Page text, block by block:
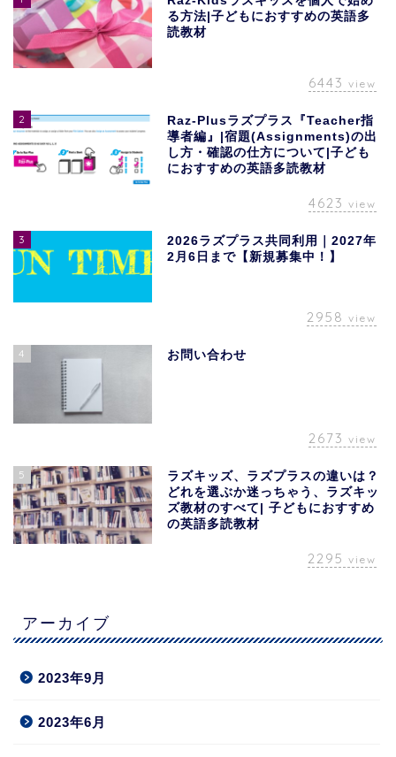
る方法|子どもにおすすめの英語多
読教材
6443 view
2
Raz-Plusラズプラス『Teacher指
導者編』|宿題(Assignments)の出
し方・確認の仕方について|子ども
におすすめの英語多読教材
4623 view
3
2026ラズプラス共同利用｜2027年
2月6日まで【新規募集中！】
2958 view
4 お問い合わせ
2673 view
5
ラズキッズ、ラズプラスの違いは？
どれを選ぶか迷っちゃう、ラズキッ
ズ教材のすべて| 子どもにおすすめ
の英語多読教材
2295 view
アーカイブ
2023年9月
2023年6月